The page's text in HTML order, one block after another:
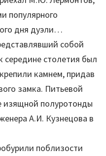
популярного
дня дуэли…
собой
середине столетия был
камнем, придав
замка. Питьевой
изящной полуротонды
А.И. Кузнецова в
поблизости